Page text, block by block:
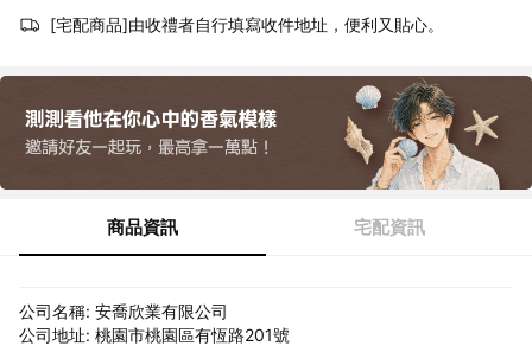
[宅配商品]由收禮者自行填寫收件地址，便利又貼心。
商品資訊 宅配資訊
公司名稱: 安喬欣業有限公司
公司地址: 桃園市桃園區有恆路201號